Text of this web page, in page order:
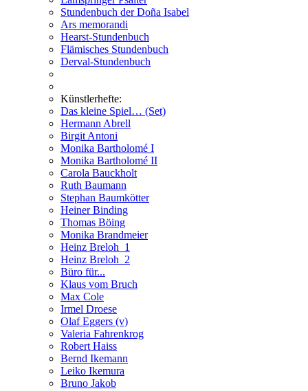
Stundenbuch der Doña Isabel
Ars memorandi
Hearst-Stundenbuch
Flämisches Stundenbuch
Derval-Stundenbuch
Künstlerhefte:
Das kleine Spiel… (Set)
Hermann Abrell
Birgit Antoni
Monika Bartholomé I
Monika Bartholomé II
Carola Bauckholt
Ruth Baumann
Stephan Baumkötter
Heiner Binding
Thomas Böing
Monika Brandmeier
Heinz Breloh_1
Heinz Breloh_2
Büro für...
Klaus vom Bruch
Max Cole
Irmel Droese
Olaf Eggers (v)
Valeria Fahrenkrog
Robert Haiss
Bernd Ikemann
Leiko Ikemura
Bruno Jakob